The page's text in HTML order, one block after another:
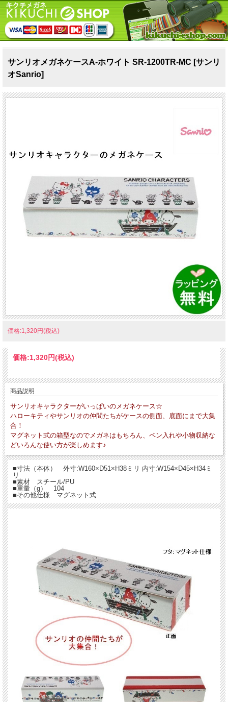
サンリオメガネケースA-ホワイト SR-1200TR-MC [サンリ
オSanrio]
価格:1,320円(税込)
価格:1,320円(税込)
商品説明
サンリオキャラクターがいっぱいのメガネケース☆
ハローキティやサンリオの仲間たちがケースの側面、底面にまで大集
合！
マグネット式の箱型なのでメガネはもちろん、ペン入れや小物収納な
どいろんな使い方が楽しめます♪
■寸法（本体） 外寸:W160×D51×H38ミリ 内寸:W154×D45×H34ミ
リ
■素材 スチール/PU
■重量（g） 104
■その他仕様 マグネット式